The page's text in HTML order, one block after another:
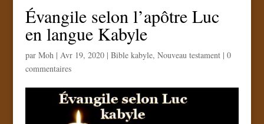
Évangile selon l’apôtre Luc
en langue Kabyle
par Moh| Avr 19, 2020| Bible kabyle, Nouveau testament| 0
commentaires